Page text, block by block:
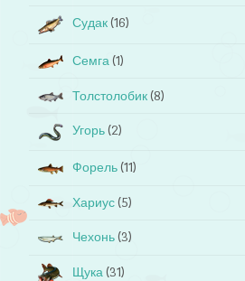
Судак (16)
Семга (1)
Толстолобик (8)
Угорь (2)
Форель (11)
Хариус (5)
Чехонь (3)
Щука (31)